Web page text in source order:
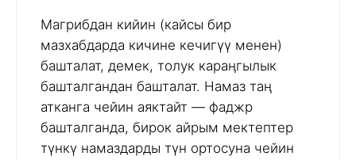
Магрибдан кийин (кайсы бир
мазхабдарда кичине кечигүү менен)
башталат, демек, толук караңгылык
башталгандан башталат. Намаз таң
атканга чейин аяктайт — фаджр
башталганда, бирок айрым мектептер
түнкү намаздарды түн ортосуна чейин